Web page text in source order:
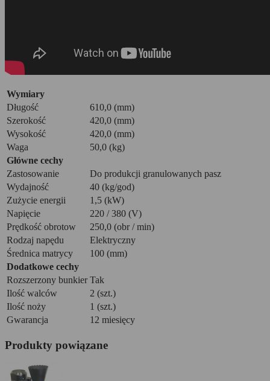
Wymiary
Długość
610,0 (mm)
Szerokość
420,0 (mm)
Wysokość
420,0 (mm)
Waga
50,0 (kg)
Główne cechy
Zastosowanie
Do produkcji granulowanych pasz
Wydajność
40 (kg/god)
Zużycie energii
1,5 (kW)
Napięcie
220 / 380 (V)
Prędkość obrotow
250,0 (obr / min)
Rodzaj napędu
Elektryczny
Średnica matrycy
100 (mm)
Dodatkowe cechy
Rozszerzony bunkier Tak
Ilość walców
2 (szt.)
Ilość noży
1 (szt.)
Gwarancja
12 miesięcy
Produkty powiązane